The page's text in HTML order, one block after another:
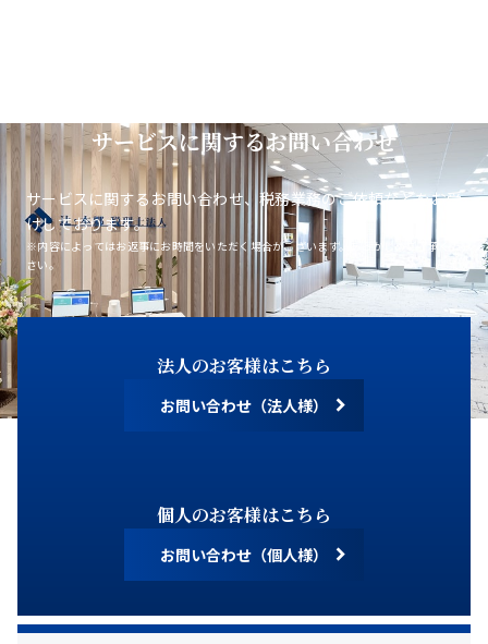
サービスに関するお問い合わせ
サービスに関するお問い合わせ、税務業務のご依頼などをお受
けしております。
※内容によってはお返事にお時間をいただく場合がございます。あらかじめご了承くだ
さい。
法人のお客様はこちら
お問い合わせ（法人様）
個人のお客様はこちら
お問い合わせ（個人様）